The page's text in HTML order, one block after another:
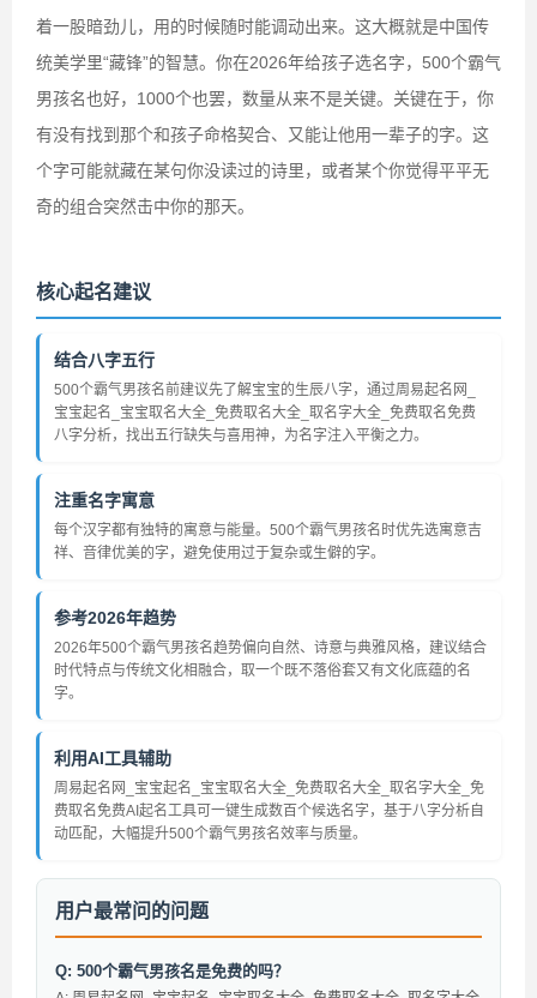
着一股暗劲儿，用的时候随时能调动出来。这大概就是中国传
统美学里“藏锋”的智慧。你在2026年给孩子选名字，500个霸气
男孩名也好，1000个也罢，数量从来不是关键。关键在于，你
有没有找到那个和孩子命格契合、又能让他用一辈子的字。这
个字可能就藏在某句你没读过的诗里，或者某个你觉得平平无
奇的组合突然击中你的那天。
核心起名建议
结合八字五行
500个霸气男孩名前建议先了解宝宝的生辰八字，通过周易起名网_
宝宝起名_宝宝取名大全_免费取名大全_取名字大全_免费取名免费
八字分析，找出五行缺失与喜用神，为名字注入平衡之力。
注重名字寓意
每个汉字都有独特的寓意与能量。500个霸气男孩名时优先选寓意吉
祥、音律优美的字，避免使用过于复杂或生僻的字。
参考2026年趋势
2026年500个霸气男孩名趋势偏向自然、诗意与典雅风格，建议结合
时代特点与传统文化相融合，取一个既不落俗套又有文化底蕴的名
字。
利用AI工具辅助
周易起名网_宝宝起名_宝宝取名大全_免费取名大全_取名字大全_免
费取名免费AI起名工具可一键生成数百个候选名字，基于八字分析自
动匹配，大幅提升500个霸气男孩名效率与质量。
用户最常问的问题
Q: 500个霸气男孩名是免费的吗？